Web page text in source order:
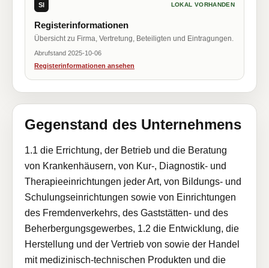
SI LOKAL VORHANDEN
Registerinformationen
Übersicht zu Firma, Vertretung, Beteiligten und Eintragungen.
Abrufstand 2025-10-06
Registerinformationen ansehen
Gegenstand des Unternehmens
1.1 die Errichtung, der Betrieb und die Beratung
von Krankenhäusern, von Kur-, Diagnostik- und
Therapieeinrichtungen jeder Art, von Bildungs- und
Schulungseinrichtungen sowie von Einrichtungen
des Fremdenverkehrs, des Gaststätten- und des
Beherbergungsgewerbes, 1.2 die Entwicklung, die
Herstellung und der Vertrieb von sowie der Handel
mit medizinisch-technischen Produkten und die